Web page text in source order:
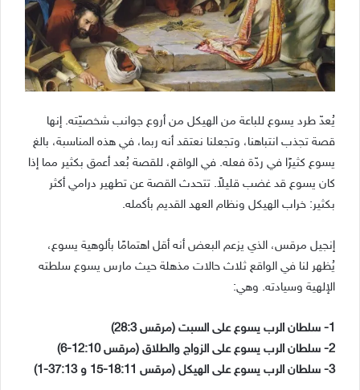
يُعدّ طرد يسوع للباعة من الهيكل من أروع جوانب شخصيّته. إنها
قصة تجذب انتباهنا، وتجعلنا نعتقد أنه ربما، في هذه المناسبة، بالغ
يسوع كثيرًا في ردّة فعله. في الواقع، للقصة بُعد أعمق بكثير مما إذا
كان يسوع قد غضب قليلاً. تتحدث القصة عن تطهير درامي أكثر
بكثير: خراب الهيكل ونظام العهد القديم بأكمله.
إنجيل مرقس، الذي يزعم البعض أنه أقل اهتمامًا بألوهية يسوع،
يُظهر لنا في الواقع ثلاث حالات مذهلة حيث مارس يسوع سلطته
الإلهية وسيادته. وهي:
1- سلطان الرب يسوع على السبت (مرقس 28:3)
2- سلطان الرب يسوع على الزواج والطلاق (مرقس 12:10-6)
3- سلطان الرب يسوع على الهيكل (مرقس 18:11-15 و 37:13-1)